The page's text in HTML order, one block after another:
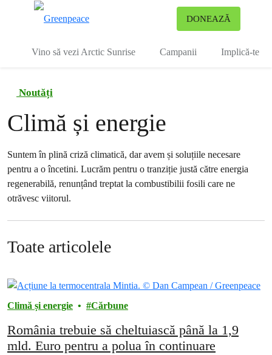
DONEAZĂ
Vino să vezi Arctic Sunrise Campanii Implică-te
Noutăți
Climă și energie
Suntem în plină criză climatică, dar avem și soluțiile necesare
pentru a o încetini. Lucrăm pentru o tranziție justă către energia
regenerabilă, renunțând treptat la combustibilii fosili care ne
otrăvesc viitorul.
Toate articolele
Climă și energie Cărbune
România trebuie să cheltuiască până la 1,9
mld. Euro pentru a polua în continuare